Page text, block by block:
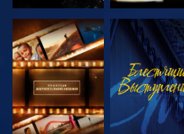
СМОТРЕТЬ
ПЕРЕДАЧИ
СМОТРЕТЬ